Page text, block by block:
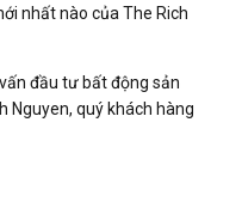
nhất nào của The Rich
đầu tư bất động sản
Nguyen, quý khách hàng